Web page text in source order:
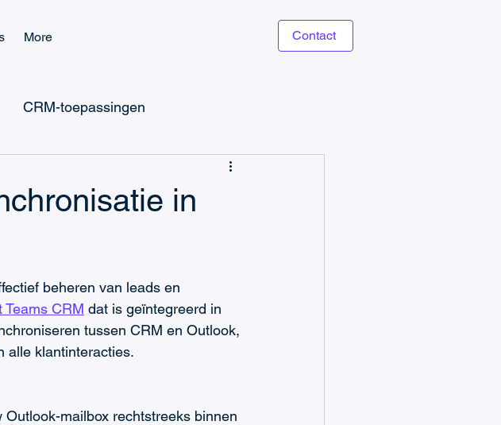
More Contact
CRM-toepassingen
Taakbeheer
in
beheren van leads en
Teams CRM dat is geïntegreerd in
tussen CRM en Outlook,
alle klantinteracties.
Outlook-mailbox rechtstreeks binnen